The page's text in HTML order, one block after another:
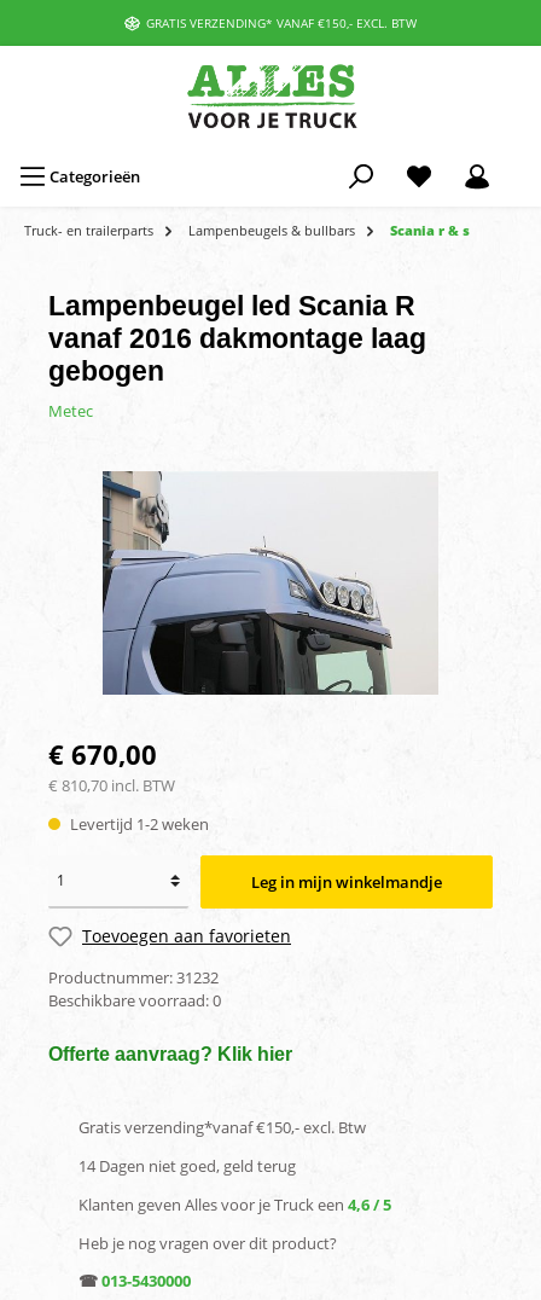
GRATIS VERZENDING* VANAF €150,- EXCL. BTW
Categorieën
Truck- en trailerparts Lampenbeugels & bullbars Scania r & s
Lampenbeugel led Scania R
vanaf 2016 dakmontage laag
gebogen
Metec
€ 670,00
€ 810,70 incl. BTW
Levertijd 1-2 weken
Leg in mijn winkelmandje
Toevoegen aan favorieten
Productnummer:31232
Beschikbare voorraad:0
Offerte aanvraag? Klik hier
Gratis verzending*vanaf €150,- excl. Btw
14 Dagen niet goed, geld terug
Klanten geven Alles voor je Truck een 4,6 / 5
Heb je nog vragen over dit product?
☎013-5430000